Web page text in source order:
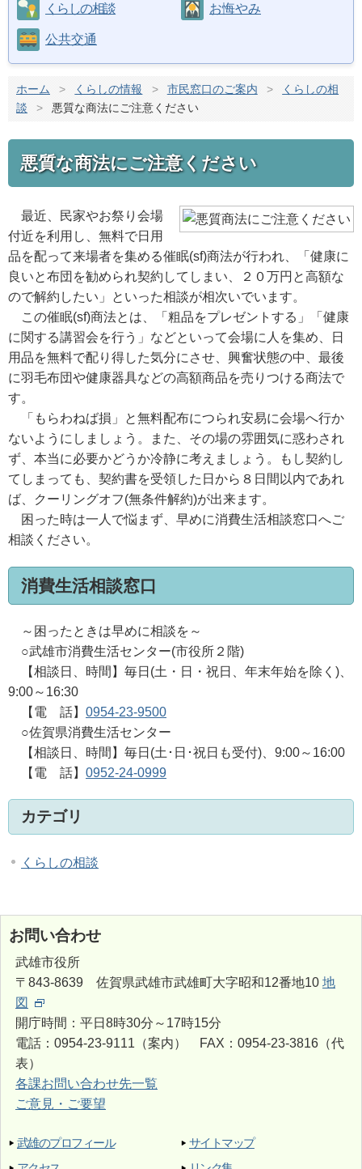
くらしの相談 お悔やみ
公共交通
ホーム > くらしの情報 > 市民窓口のご案内 >
くらしの相
談
> 悪質な商法にご注意ください
悪質な商法にご注意ください
最近、民家やお祭り会場
付近を利用し、無料で日用
品を配って来場者を集める催眠(sf)商法が行われ、「健康に
良いと布団を勧められ契約してしまい、２０万円と高額な
ので解約したい」といった相談が相次いでいます。
この催眠(sf)商法とは、「粗品をプレゼントする」「健康
に関する講習会を行う」などといって会場に人を集め、日
用品を無料で配り得した気分にさせ、興奮状態の中、最後
に羽毛布団や健康器具などの高額商品を売りつける商法で
す。
「もらわねば損」と無料配布につられ安易に会場へ行か
ないようにしましょう。また、その場の雰囲気に惑わされ
ず、本当に必要かどうか冷静に考えましょう。もし契約し
てしまっても、契約書を受領した日から８日間以内であれ
ば、クーリングオフ(無条件解約)が出来ます。
困った時は一人で悩まず、早めに消費生活相談窓口へご
相談ください。
消費生活相談窓口
～困ったときは早めに相談を～
○武雄市消費生活センター(市役所２階)
【相談日、時間】毎日(土・日・祝日、年末年始を除く)、
9:00～16:30
【電 話】 0954-23-9500
○佐賀県消費生活センター
【相談日、時間】毎日(土･日･祝日も受付)、9:00～16:00
【電 話】 0952-24-0999
カテゴリ
くらしの相談
お問い合わせ
武雄市役所
〒843-8639 佐賀県武雄市武雄町大字昭和12番地10 地
図
開庁時間：平日8時30分～17時15分
電話：0954-23-9111（案内） FAX：0954-23-3816（代
表）
各課お問い合わせ先一覧
ご意見・ご要望
武雄のプロフィール
サイトマップ